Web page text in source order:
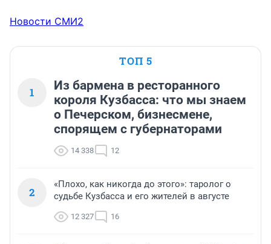
Новости СМИ2
ТОП 5
1
Из бармена в ресторанного
короля Кузбасса: что мы знаем
о Печерском, бизнесмене,
спорящем с губернаторами
14 338 12
2
«Плохо, как никогда до этого»: таролог о
судьбе Кузбасса и его жителей в августе
12 327 16